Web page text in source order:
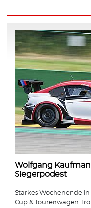
Wolfgang
Siegerpodest
Starkes Wochenende
Cup & Tourenwagen